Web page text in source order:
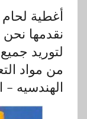
أغطية لحام
نقدمها
لتوريد
من مواد
الهندسيه –